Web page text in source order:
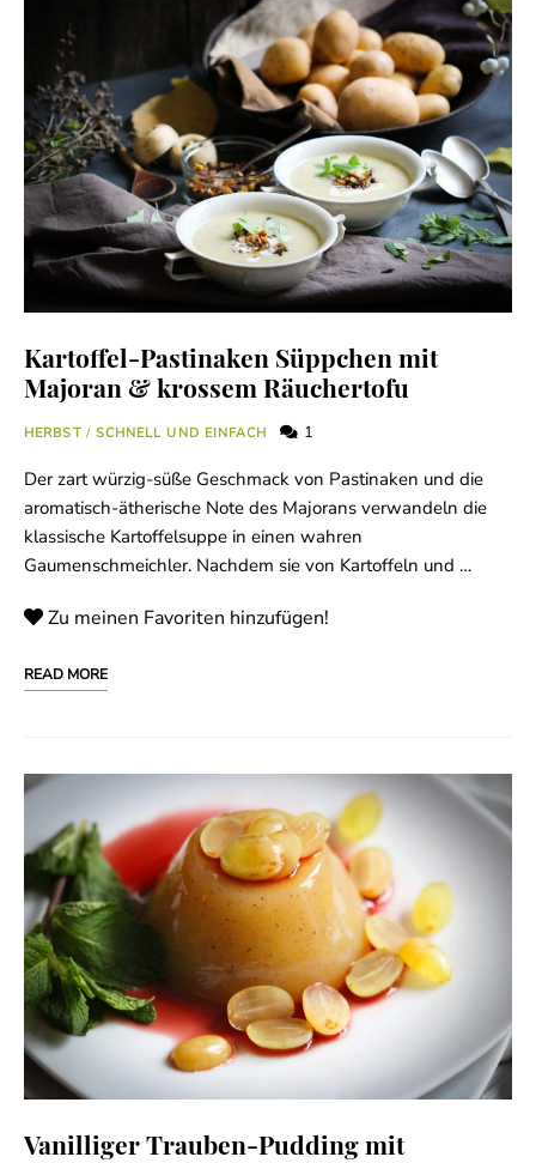
Kartoffel-Pastinaken Süppchen mit
Majoran & krossem Räuchertofu
HERBST / SCHNELL UND EINFACH 1
Der zart würzig-süße Geschmack von Pastinaken und die
aromatisch-ätherische Note des Majorans verwandeln die
klassische Kartoffelsuppe in einen wahren
Gaumenschmeichler. Nachdem sie von Kartoffeln und …
Zu meinen Favoriten hinzufügen!
READ MORE
Vanilliger Trauben-Pudding mit